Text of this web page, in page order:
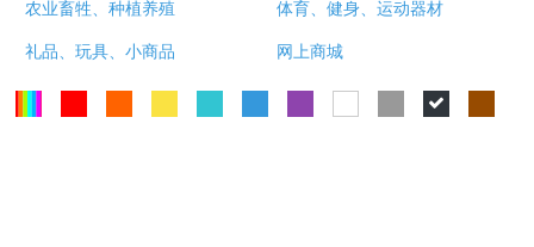
农业畜牲、种植养殖 体育、健身、运动器材
礼品、玩具、小商品 网上商城